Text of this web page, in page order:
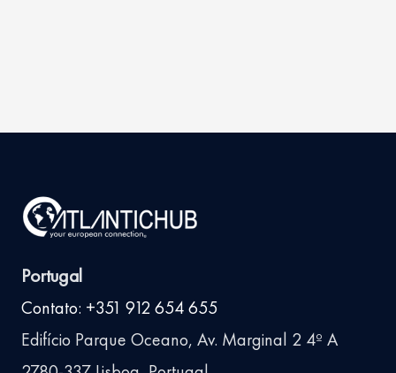
Portugal
Contato: +351 912 654 655
Edifício Parque Oceano, Av. Marginal 2 4º A